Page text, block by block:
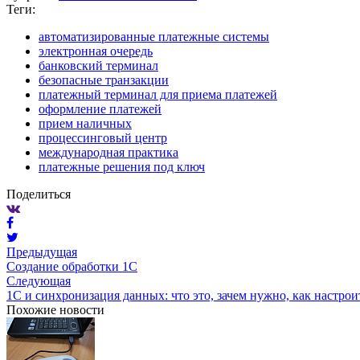
Теги:
автоматизированные платежные системы
электронная очередь
банковский терминал
безопасные транзакции
платежный терминал для приема платежей
оформление платежей
прием наличных
процессинговый центр
международная практика
платежные решения под ключ
Поделиться
Предыдущая
Создание обработки 1С
Следующая
1C и синхронизация данных: что это, зачем нужно, как
Похожие новости